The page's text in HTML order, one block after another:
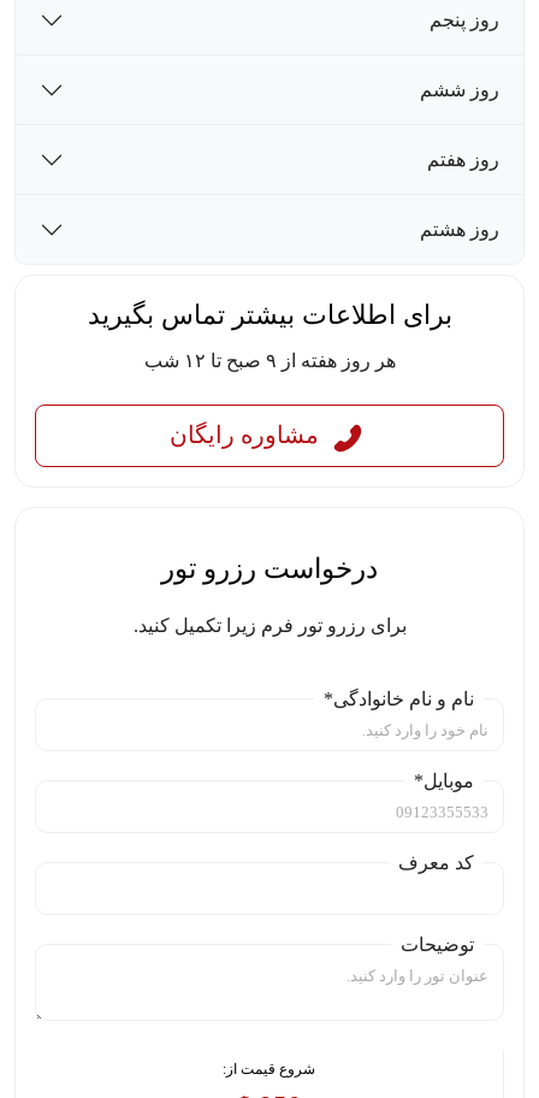
روز پنجم
روز ششم
روز هفتم
روز هشتم
برای اطلاعات بیشتر تماس بگیرید
هر روز هفته از ۹ صبح تا ۱۲ شب
مشاوره رایگان
درخواست رزرو تور
برای رزرو تور فرم زیرا تکمیل کنید.
نام و نام خانوادگی*
موبایل*
کد معرف
توضیحات
شروع قیمت از: